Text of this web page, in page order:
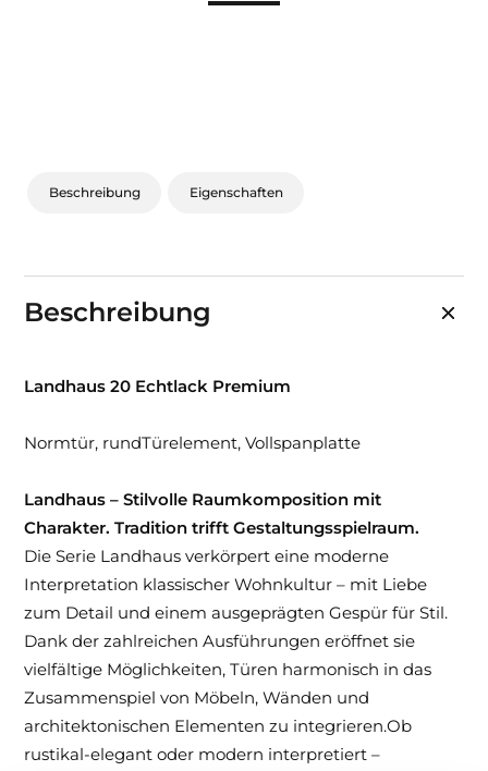
Beschreibung Eigenschaften
Beschreibung
Landhaus 20 Echtlack Premium
Normtür, rundTürelement, Vollspanplatte
Landhaus – Stilvolle Raumkomposition mit
Charakter. Tradition trifft Gestaltungsspielraum.
Die Serie Landhaus verkörpert eine moderne
Interpretation klassischer Wohnkultur – mit Liebe
zum Detail und einem ausgeprägten Gespür für Stil.
Dank der zahlreichen Ausführungen eröffnet sie
vielfältige Möglichkeiten, Türen harmonisch in das
Zusammenspiel von Möbeln, Wänden und
architektonischen Elementen zu integrieren.Ob
rustikal-elegant oder modern interpretiert –